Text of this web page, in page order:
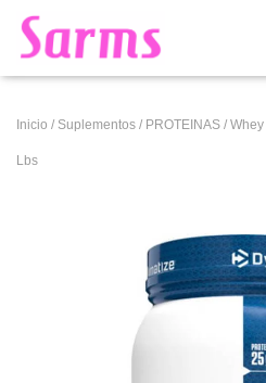
Inicio / Suplementos / PROTEINAS / Whey
Lbs